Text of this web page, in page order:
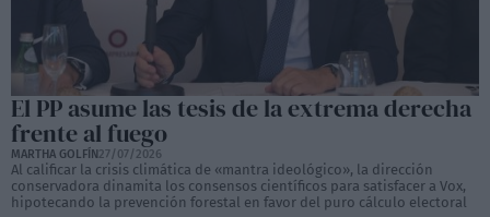
El PP asume las tesis de la extrema derecha
frente al fuego
MARTHA GOLFÍN27/07/2026
Al calificar la crisis climática de «mantra ideológico», la dirección
conservadora dinamita los consensos científicos para satisfacer a Vox,
hipotecando la prevención forestal en favor del puro cálculo electoral